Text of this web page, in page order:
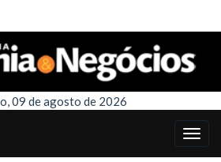
09 de agosto de 2026